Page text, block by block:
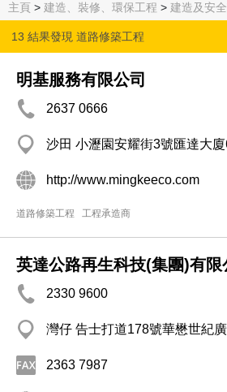
主頁 > 建造、裝修、環保工程 > 建造及安
13 結果發現 道路修築工程
明基服務有限公司
2637 0666
沙田 小瀝園安耀街3號匯達大
http://www.mingkeeco.com
道路修築工程 工程承造商
英達公路再生科技(集團)有限
2330 9600
灣仔 告士打道178號華懋世紀
2363 7987